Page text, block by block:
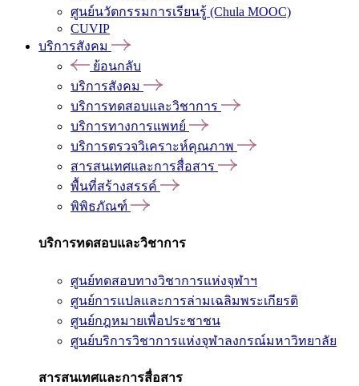
ศูนย์นวัตกรรมการเรียนรู้ (Chula MOOC)
CUVIP
บริการสังคม
ย้อนกลับ
บริการสังคม
บริการทดสอบและวิชาการ
บริการทางการแพทย์
บริการตรวจวิเคราะห์คุณภาพ
สารสนเทศและการสื่อสาร
พื้นที่สร้างสรรค์
พิพิธภัณฑ์
บริการทดสอบและวิชาการ
ศูนย์ทดสอบทางวิชาการแห่งจุฬาฯ
ศูนย์การแปลและการล่ามเฉลิมพระเกียรติ
ศูนย์กฎหมายเพื่อประชาชน
ศูนย์บริการวิชาการแห่งจุฬาลงกรณ์มหาวิทยาลัย
สารสนเทศและการสื่อสาร